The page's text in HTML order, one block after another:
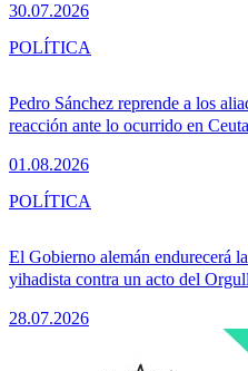
30.07.2026
Pedro Sánchez reprende a los
reacción ante lo ocurrido en Ceuta
01.08.2026
POLÍTICA
El Gobierno alemán endurecerá
yihadista contra un acto del
28.07.2026
POLÍTICA